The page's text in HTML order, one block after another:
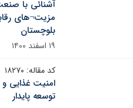
آشنائی با
مزیت¬های
بلوچستان
۱۹ اسفند ۱۴۰۰
کد مقاله: ۱۸۲۷۰
امنیت غذایی و
توسعه پایدار